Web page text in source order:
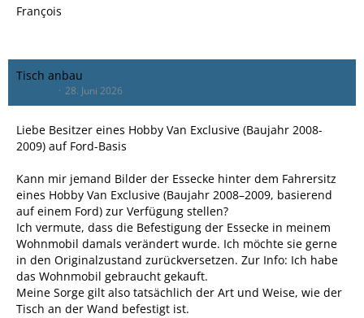
François
Tisch anbau
28. Juni 2026
Liebe Besitzer eines Hobby Van Exclusive (Baujahr 2008-
2009) auf Ford-Basis
Kann mir jemand Bilder der Essecke hinter dem Fahrersitz
eines Hobby Van Exclusive (Baujahr 2008–2009, basierend
auf einem Ford) zur Verfügung stellen?
Ich vermute, dass die Befestigung der Essecke in meinem
Wohnmobil damals verändert wurde. Ich möchte sie gerne
in den Originalzustand zurückversetzen. Zur Info: Ich habe
das Wohnmobil gebraucht gekauft.
Meine Sorge gilt also tatsächlich der Art und Weise, wie der
Tisch an der Wand befestigt ist.